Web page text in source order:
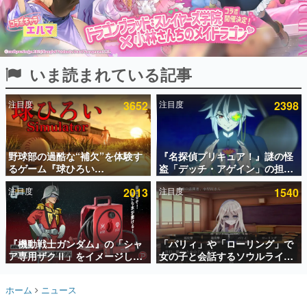
ピックアップ
電ファミのいま読まれている記事ランキング
アプリセール情報
インタビュー
連載・特集一覧
殿堂入り記事
SNS拡散数が数千以上！ ページビュー数万以上！ などな
ど。多くの人々に読まれた、電ファミ渾身の“殿堂入り”記
事をまとめました。
名作ゲームクリエイターの方々に製作時のエピソードをお
いま読まれている記事
注目度 3652
野球部の過酷な“補欠”を体験す
るゲーム『球ひろい
Simulator』が「1件」のウィッ
シュリストをもとにチェコ語に
対応しSNSで話題に。『キング
ダム・カム』開発元やチェコの
プロ野球選手から称賛の声
注目度 2398
『名探偵プリキュア！』謎の怪
盗「デッチ・アゲイン」の担当
キャストは天﨑滉平さんと判
明。『Re:ゼロから始める異世
界生活』オットー役、『ヒプノ
シスマイク』山田三郎役など
注目度 2013
『機動戦士ガンダム』の「シャ
ア専用ザクⅡ」をイメージした
散水ホースリールが予約開始。
ークやジオン公国軍のエンブレ
注目度 1540
「パリィ」や「ローリング」で
女の子と会話するソウルライク
恋愛ゲーム『小早川さんはソウ
ホーム ニュース